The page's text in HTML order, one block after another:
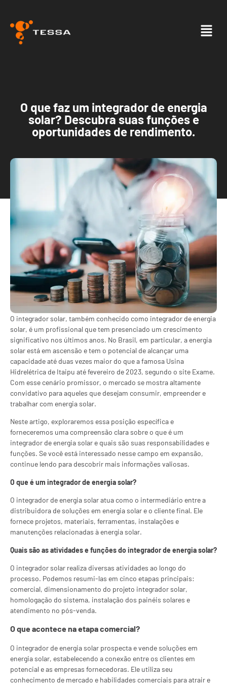
O que faz um integrador de energia
solar? Descubra suas funções e
oportunidades de rendimento.
O integrador solar, também conhecido como integrador de energia
solar, é um profissional que tem presenciado um crescimento
significativo nos últimos anos. No Brasil, em particular, a energia
solar está em ascensão e tem o potencial de alcançar uma
capacidade até duas vezes maior do que a famosa Usina
Hidrelétrica de Itaipu até fevereiro de 2023, segundo o site Exame.
Com esse cenário promissor, o mercado se mostra altamente
convidativo para aqueles que desejam consumir, empreender e
trabalhar com energia solar.
Neste artigo, exploraremos essa posição específica e
forneceremos uma compreensão clara sobre o que é um
integrador de energia solar e quais são suas responsabilidades e
funções. Se você está interessado nesse campo em expansão,
continue lendo para descobrir mais informações valiosas.
O que é um integrador de energia solar?
O integrador de energia solar atua como o intermediário entre a
distribuidora de soluções em energia solar e o cliente final. Ele
fornece projetos, materiais, ferramentas, instalações e
manutenções relacionadas à energia solar.
Quais são as atividades e funções do integrador de energia solar?
O integrador solar realiza diversas atividades ao longo do
processo. Podemos resumi-las em cinco etapas principais:
comercial, dimensionamento do projeto integrador solar,
homologação do sistema, instalação dos painéis solares e
atendimento no pós-venda.
O que acontece na etapa comercial?
O integrador de energia solar prospecta e vende soluções em
energia solar, estabelecendo a conexão entre os clientes em
potencial e as empresas fornecedoras. Ele utiliza seu
conhecimento de mercado e habilidades comerciais para atrair e